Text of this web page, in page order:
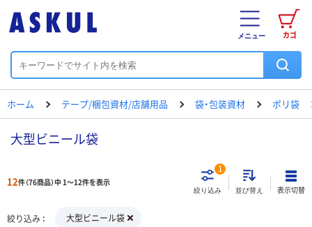
カゴ
メニュー
ホーム テープ/梱包資材/店舗用品 袋・包装資材 ポリ袋
大型ビニール袋
12件（76商品）中 1～12件を表示
絞り込み
1
並び替え 表示切替
絞り込み 大型ビニール袋